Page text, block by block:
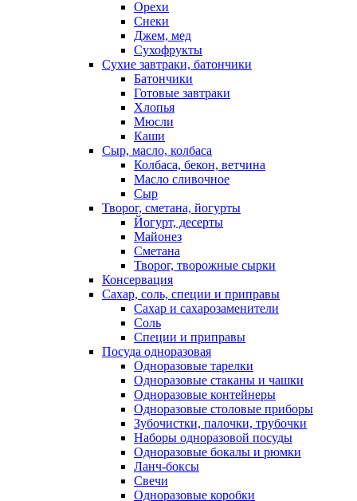
Орехи
Снеки
Джем, мед
Сухофрукты
Сухие завтраки, батончики
Батончики
Готовые завтраки
Хлопья
Мюсли
Каши
Сыр, масло, колбаса
Колбаса, бекон, ветчина
Масло сливочное
Сыр
Творог, сметана, йогурты
Йогурт, десерты
Майонез
Сметана
Творог, творожные сырки
Консервация
Сахар, соль, специи и приправы
Сахар и сахарозаменители
Соль
Специи и приправы
Посуда одноразовая
Одноразовые тарелки
Одноразовые стаканы и чашки
Одноразовые контейнеры
Одноразовые столовые приборы
Зубочистки, палочки, трубочки
Наборы одноразовой посуды
Одноразовые бокалы и рюмки
Ланч-боксы
Свечи
Одноразовые коробки